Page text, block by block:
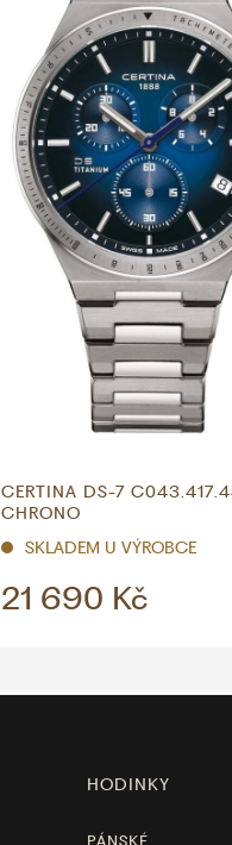
CERTINA DS-7
CHRONO
SKLADEM U VÝROBCE
21 690 Kč
HODINKY
PÁNSKÉ